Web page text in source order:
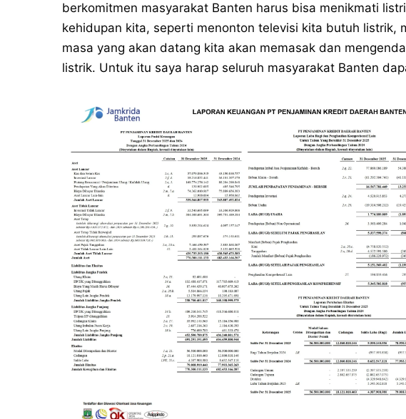
berkomitmen masyarakat Banten harus bisa menikmati
kehidupan kita, seperti menonton televisi kita butuh listrik,
masa yang akan datang kita akan memasak dan
listrik. Untuk itu saya harap seluruh masyarakat Banten